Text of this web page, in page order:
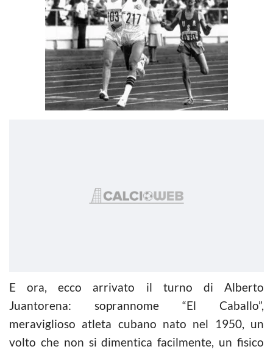
E ora, ecco arrivato il turno di Alberto
Juantorena: soprannome “El Caballo”,
meraviglioso atleta cubano nato nel 1950, un
volto che non si dimentica facilmente, un fisico